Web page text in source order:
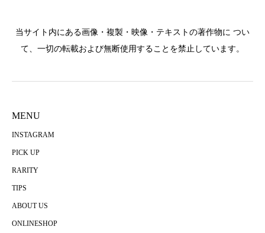
当サイト内にある画像・複製・映像・テキストの著作物に つい
て、一切の転載および無断使用することを禁止しています。
MENU
INSTAGRAM
PICK UP
RARITY
TIPS
ABOUT US
ONLINESHOP